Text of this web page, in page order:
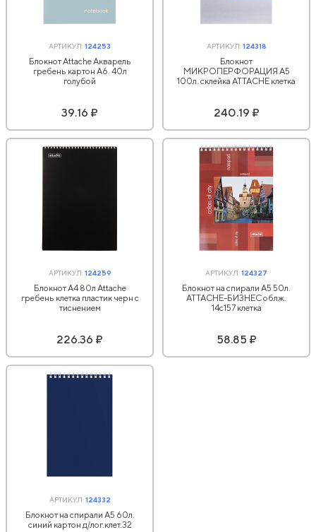
АРТИКУЛ:124253
Блокнот Attache Акварель
гребень картон А6. 40л
голубой
39.16 ₽
АРТИКУЛ:124318
Блокнот
МИКРОПЕРФОРАЦИЯ А5
100л. склейка ATTACHE клетка
240.19 ₽
АРТИКУЛ:124259
Блокнот А4 80л Attache
гребень клетка пластик черн с
тиснением
226.36 ₽
АРТИКУЛ:124327
Блокнот на спирали А5 50л.
ATTACHE-БИЗНЕС облж.
14с157 клетка
58.85 ₽
АРТИКУЛ:124332
Блокнот на спирали А5 60л.
синий картон д/лог.клет.32